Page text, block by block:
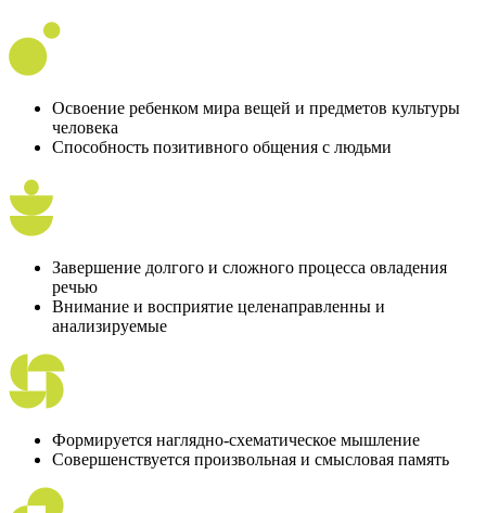
Освоение ребенком мира вещей и предметов культуры
человека
Способность позитивного общения с людьми
Завершение долгого и сложного процесса овладения
речью
Внимание и восприятие целенаправленны и
анализируемые
Формируется наглядно-схематическое мышление
Совершенствуется произвольная и смысловая память